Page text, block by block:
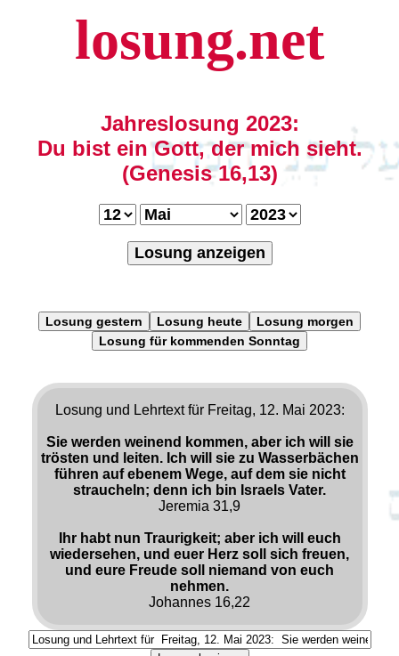
losung.net
Jahreslosung 2023:
Du bist ein Gott, der mich sieht.
(Genesis 16,13)
Losung anzeigen
Losung gestern Losung heute
Losung morgen
Losung für kommenden Sonntag
Losung und Lehrtext für Freitag, 12. Mai 2023:
Sie werden weinend kommen, aber ich will sie
trösten und leiten. Ich will sie zu Wasserbächen
führen auf ebenem Wege, auf dem sie nicht
straucheln; denn ich bin Israels Vater.
Jeremia 31,9
Ihr habt nun Traurigkeit; aber ich will euch
wiedersehen, und euer Herz soll sich freuen,
und eure Freude soll niemand von euch
nehmen.
Johannes 16,22